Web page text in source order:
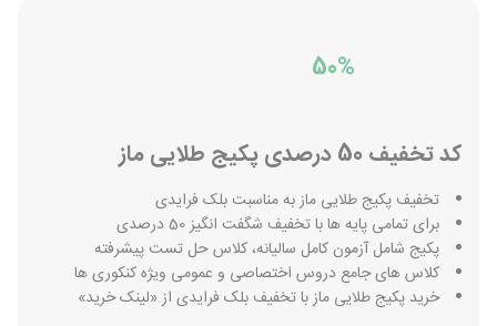
50%
کد تخفیف 50 درصدی پکیج طلایی ماز
تخفیف پکیج طلایی ماز به مناسبت بلک فرایدی
برای تمامی پایه ها با تخفیف شگفت انگیز 50 درصدی
پکیج شامل آزمون کامل سالیانه، کلاس حل تست پیشرفته
کلاس های جامع دروس اختصاصی و عمومی ویژه کنکوری ها
خرید پکیج طلایی ماز با تخفیف بلک فرایدی از «لینک خرید»